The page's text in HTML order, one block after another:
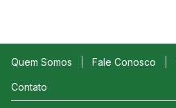
Quem Somos Fale Conosco
Contato